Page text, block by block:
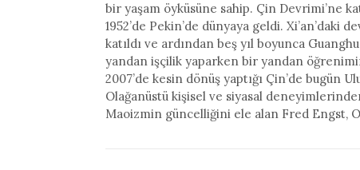
bir yaşam öyküsüne sahip. Çin Devrimi’ne
1952’de Pekin’de dünyaya geldi.
katıldı ve ardından beş yıl boyunca
yandan işçilik yaparken bir yandan
2007’de kesin dönüş yaptığı Çin’de
Olağanüstü kişisel ve siyasal
Maoizmin güncelliğini ele alan Fred Engst,